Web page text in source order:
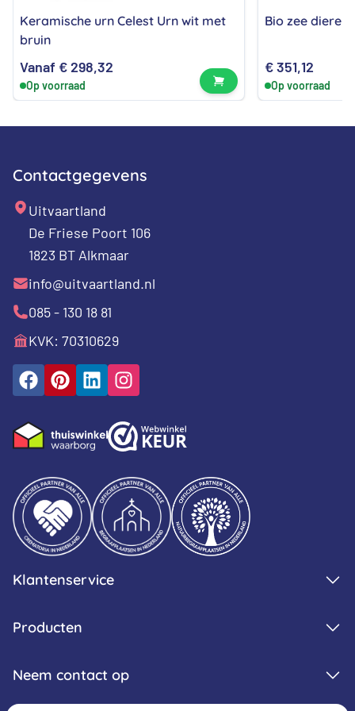
Keramische urn Celest Urn wit met
bruin
Vanaf €298,32
Op voorraad Bekijk product
Bio zee
€351,12
Op voorraad
Contactgegevens
Uitvaartland
De Friese Poort 106
1823 BT Alkmaar
info@uitvaartland.nl
085 - 130 18 81
KVK: 70310629
Klantenservice
Producten
Neem contact op